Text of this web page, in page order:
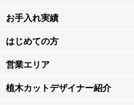
お手入れ実績
はじめての方
営業エリア
植木カットデザイナー紹介